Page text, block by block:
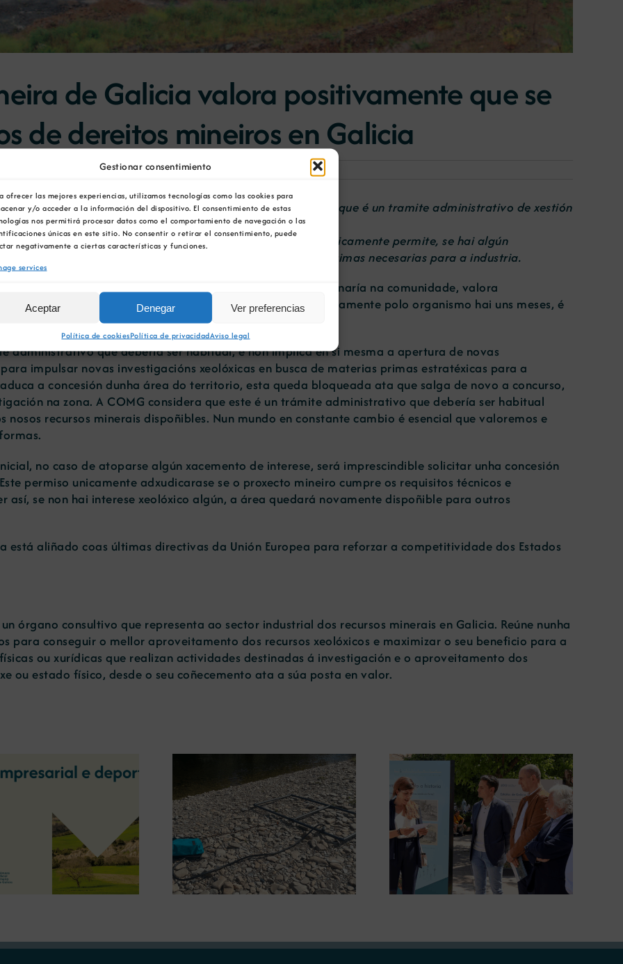
Gestionar consentimiento
ofrecer las mejores experiencias, utilizamos tecnologías como las cookies para
y/o acceder a la información del dispositivo. El consentimiento de estas
nos permitirá procesar datos como el comportamiento de navegación o las
únicas en este sitio. No consentir o retirar el consentimiento, puede
negativamente a ciertas características y funciones.
services
Aceptar Denegar Ver preferencias
Política de cookiesPolítica de privacidadAviso legal
de Galicia valora positivamente que se
de dereitos mineiros en Galicia
en Galicia, fai unha valoración positiva desta actuación, que é un tramite administrativo de xestión
non implica a apertura de novas explotacións, senón que unicamente permite, se hai algún
de investigacións xeolóxicas en busca de materias primas necesarias para a industria.
Mineira de Galicia (COMG), como representante da minaría na comunidade, valora
caducados en Galicia. Esta actuación, solicitada publicamente polo organismo hai uns meses, é
recursos naturais presentes no territorio galego.
administrativo que debería ser habitual, e non implica en si mesma a apertura de novas
impulsar novas investigacións xeolóxicas en busca de materias primas estratéxicas para a
a concesión dunha área do territorio, esta queda bloqueada ata que salga de novo a concurso,
na zona. A COMG considera que este é un trámite administrativo que debería ser habitual
recursos minerais dispoñibles. Nun mundo en constante cambio é esencial que valoremos e
no caso de atoparse algún xacemento de interese, será imprescindible solicitar unha concesión
permiso unicamente adxudicarase se o proxecto mineiro cumpre os requisitos técnicos e
así, se non hai interese xeolóxico algún, a área quedará novamente dispoñible para outros
está aliñado coas últimas directivas da Unión Europea para reforzar a competitividade dos Estados
órgano consultivo que representa ao sector industrial dos recursos minerais en Galicia. Reúne nunha
para conseguir o mellor aproveitamento dos recursos xeolóxicos e maximizar o seu beneficio para a
ou xurídicas que realizan actividades destinadas á investigación e o aproveitamento dos
ou estado físico, desde o seu coñecemento ata a súa posta en valor.
presentan as últimas
innovacións en restauración
ambiental para a minaría
galega
A COMG inaugura en
Ourense a exposición
‘Tesouros da terra’
A COMG leva a Vigo a
exposición ‘Tesouros da terra’